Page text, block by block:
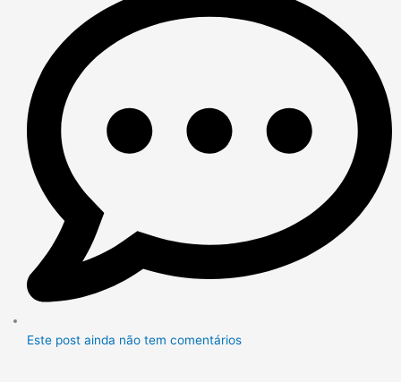
Este post ainda não tem comentários